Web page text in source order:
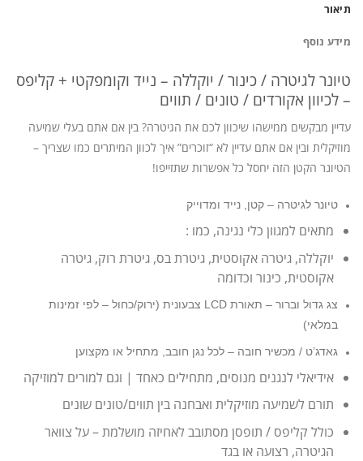
תיאור
מידע נוסף
טיונר לגיטרה / כינור / יוקללה – נייד וקומפקטי + קליפס
– לכיוון אקורדים / טונים / תווים
עדיין מבקשים ממישהו שיכוון לכם את הגיטרה? בין אם אתם בעלי שמיעה
מוזיקלית ובין אם אתם עדיין לא “זוכרים” איך לכוון המיתרים כמו שצריך –
הטיונר הקטן הזה יחסל כל אפשרות שתזייפו!
טיונר לגיטרה – קטן, נייד ומדוייק
מתאים למגוון כלי נגינה, כמו :
יוקללה, גיטרה אקוסטית, גיטרת בס, גיטרת רוק, גיטרה
אקוסטית, כינור וכדומה
צג גדול וברור – תאורת LCD צבעונית (ירוק/כחול – לפי זמינות
במלאי)
גאדג’ט / מכשיר חובה – לכל נגן חובב, מתחיל או מקצוען
אידיאלי לנגנים מנוסים, מתחילים כאחד | וגם למורים למוזיקה
תורם לשמיעה מוזיקלית ואבחנה בין תווים/טונים שונים
כולל קליפס / תופסן מסתובב לאחיזה מושלמת – על צוואר
הגיטרה, רצועה או בגד